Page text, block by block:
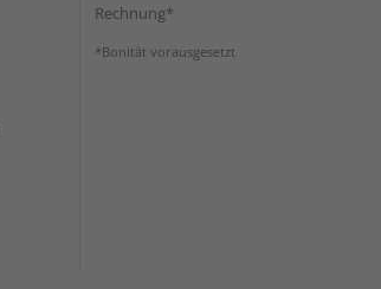
Rechnung*
*Bonität vorausgesetzt